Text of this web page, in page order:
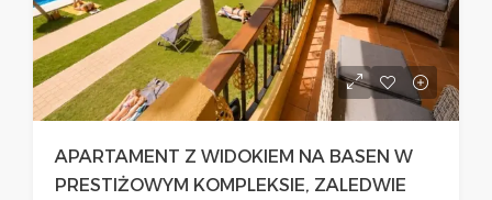
APARTAMENT Z WIDOKIEM NA BASEN W
PRESTIŻOWYM KOMPLEKSIE, ZALEDWIE